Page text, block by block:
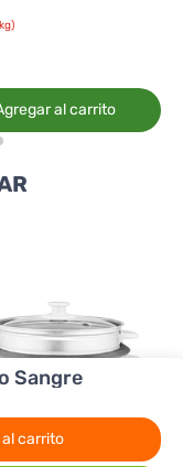
al carrito
Sangre
carrito